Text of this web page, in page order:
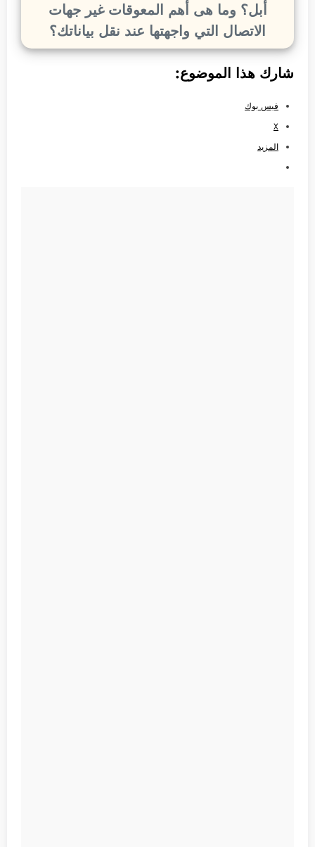
أبل؟ وما هى أهم المعوقات غير جهات
الاتصال التي واجهتها عند نقل بياناتك؟
شارك هذا الموضوع:
فيس بوك
X
المزيد